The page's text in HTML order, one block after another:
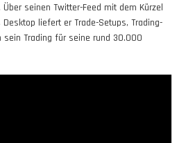
seinen Twitter-Feed mit dem Kürzel
Desktop liefert er Trade-Setups, Trading-
sein Trading für seine rund 30.000